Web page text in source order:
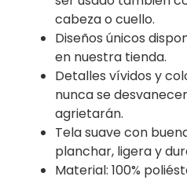
cabeza o cuello.
Diseños únicos
en nuestra tienda.
Detalles vívidos y
nunca se
agrietarán.
Tela suave con
planchar, ligera y
Material: 100%